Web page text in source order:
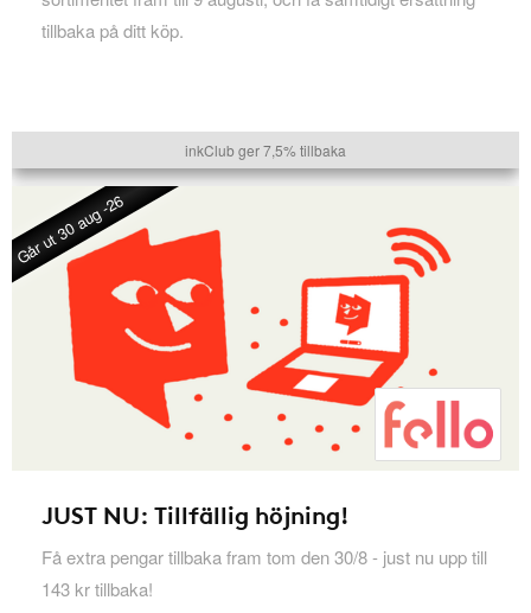
tillbaka på ditt köp.
inkClub ger 7,5% tillbaka
Går ut 30 aug -26
JUST NU: Tillfällig höjning!
Få extra pengar tillbaka fram tom den 30/8 - just nu upp till
143 kr tillbaka!